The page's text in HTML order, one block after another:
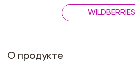
WILDBERRIES
О продукте